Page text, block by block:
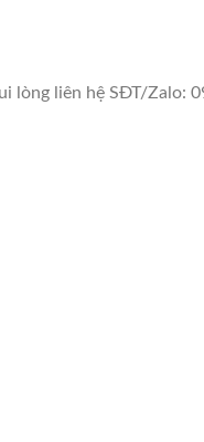
lòng liên hệ SĐT/Zalo: